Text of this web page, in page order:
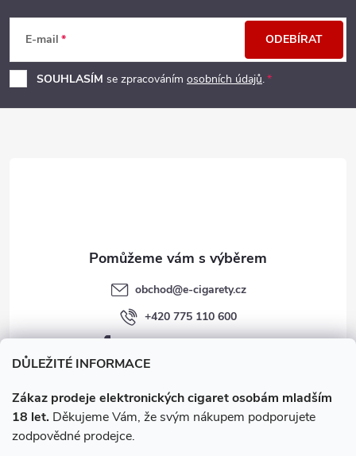
DŮLEŽITÉ INFORMACE
Zákaz prodeje elektronických cigaret osobám mladším
18 let. Děkujeme Vám, že svým nákupem podporujete
zodpovědné prodejce.
p
a
E-mail
SOUHLASÍM se zpracováním osobních údajů.
ODEBÍRAT
obchod@e-cigarety.cz
+420 775 110 600
facebook.com/e-cigarety.cz